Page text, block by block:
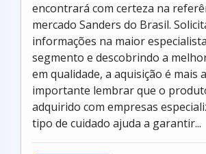
encontrará com certeza na
mercado Sanders do Brasil.
informações na maior
segmento e descobrindo a
em qualidade, a aquisição é mais
importante lembrar que o
adquirido com empresas
tipo de cuidado ajuda a garantir...